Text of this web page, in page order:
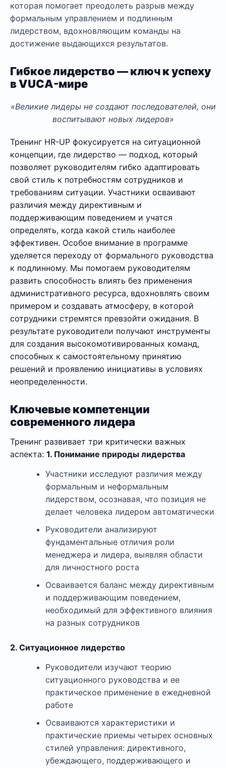
которая помогает преодолеть разрыв между
формальным управлением и подлинным
лидерством, вдохновляющим команды на
достижение выдающихся результатов.
Гибкое лидерство — ключ к успеху
в VUCA-мире
«Великие лидеры не создают последователей, они
воспитывают новых лидеров»
Тренинг HR-UP фокусируется на ситуационной
концепции, где лидерство — подход, который
позволяет руководителям гибко адаптировать
свой стиль к потребностям сотрудников и
требованиям ситуации. Участники осваивают
различия между директивным и
поддерживающим поведением и учатся
определять, когда какой стиль наиболее
эффективен. Особое внимание в программе
уделяется переходу от формального руководства
к подлинному. Мы помогаем руководителям
развить способность влиять без применения
административного ресурса, вдохновлять своим
примером и создавать атмосферу, в которой
сотрудники стремятся превзойти ожидания. В
результате руководители получают инструменты
для создания высокомотивированных команд,
способных к самостоятельному принятию
решений и проявлению инициативы в условиях
неопределенности.
Ключевые компетенции
современного лидера
Тренинг развивает три критически важных
аспекта: 1. Понимание природы лидерства
Участники исследуют различия между
формальным и неформальным
лидерством, осознавая, что позиция не
делает человека лидером автоматически
Руководители анализируют
фундаментальные отличия роли
менеджера и лидера, выявляя области
для личностного роста
Осваивается баланс между директивным
и поддерживающим поведением,
необходимый для эффективного влияния
на разных сотрудников
2. Ситуационное лидерство
Руководители изучают теорию
ситуационного руководства и ее
практическое применение в ежедневной
работе
Осваиваются характеристики и
практические приемы четырех основных
стилей управления: директивного,
убеждающего, поддерживающего и